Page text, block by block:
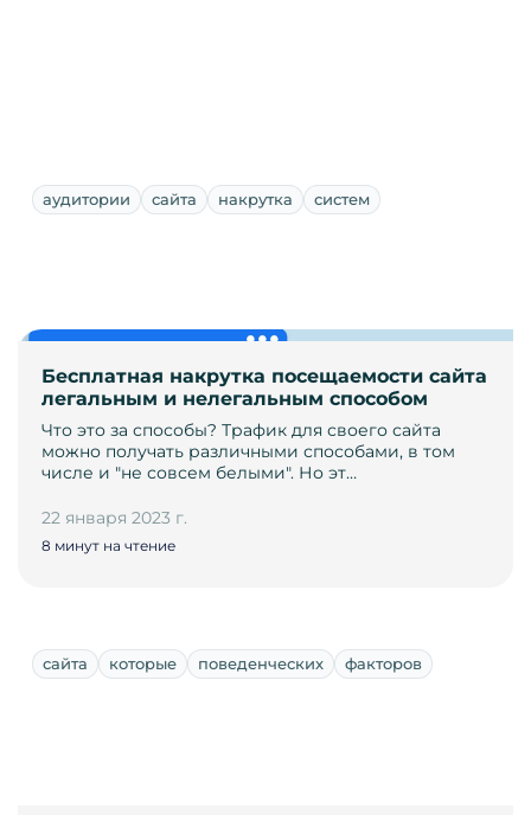
аудитории сайта накрутка систем
Бесплатная накрутка посещаемости сайта
легальным и нелегальным способом
Что это за способы? Трафик для своего сайта
можно получать различными способами, в том
числе и "не совсем белыми". Но эт…
22 января 2023 г.
8 минут на чтение
сайта которые поведенческих факторов